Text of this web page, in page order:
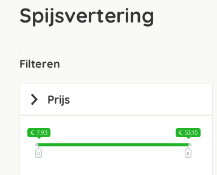
Spijsvertering
Filteren
Prijs
€ 7,93 € 53,15